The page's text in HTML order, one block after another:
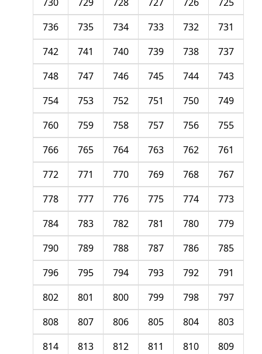
731
732
733
734
735
736
737
738
739
740
741
742
743
744
745
746
747
748
749
750
751
752
753
754
755
756
757
758
759
760
761
762
763
764
765
766
767
768
769
770
771
772
773
774
775
776
777
778
779
780
781
782
783
784
785
786
787
788
789
790
791
792
793
794
795
796
797
798
799
800
801
802
803
804
805
806
807
808
809
810
811
812
813
814